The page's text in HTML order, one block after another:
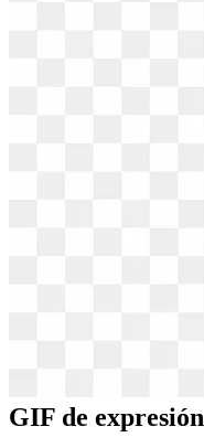
GIF de expresión